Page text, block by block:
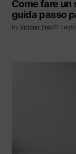
Come fare
guida passo
by Vittorio Tiso21